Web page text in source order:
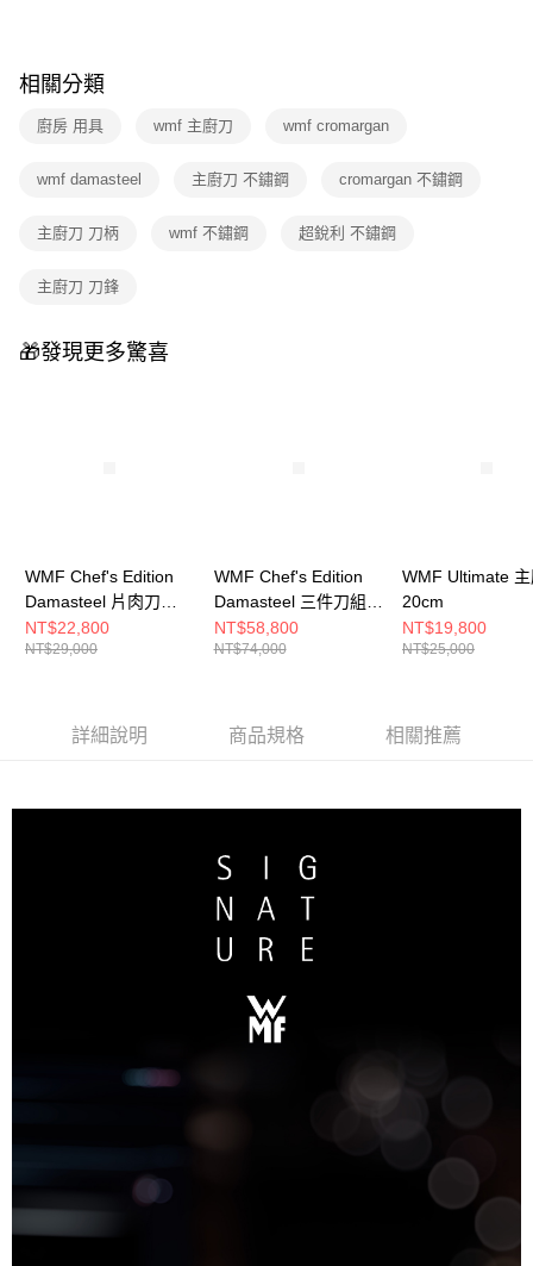
付款後門市自取
免運費
相關分類
廚房 用具 wmf 主廚刀 wmf cromargan
wmf damasteel 主廚刀 不鏽鋼 cromargan 不鏽鋼
主廚刀 刀柄 wmf 不鏽鋼 超銳利 不鏽鋼
主廚刀 刀鋒
🎁發現更多驚喜
WMF Chef's Edition
Damasteel 片肉刀
20cm
NT$22,800
NT$29,000
WMF Chef's Edition
Damasteel 三件刀組
(主廚刀/片肉刀/萬用
刀)
NT$58,800
NT$74,000
WMF Ultimate
20cm
NT$19,800
NT$25,000
詳細說明 商品規格 相關推薦